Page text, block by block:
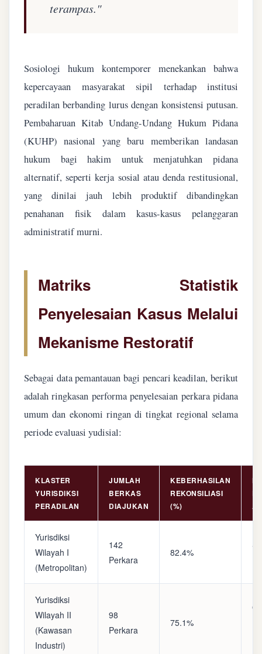
terampas."
Sosiologi hukum kontemporer menekankan bahwa
kepercayaan masyarakat sipil terhadap institusi
peradilan berbanding lurus dengan konsistensi putusan.
Pembaharuan Kitab Undang-Undang Hukum Pidana
(KUHP) nasional yang baru memberikan landasan
hukum bagi hakim untuk menjatuhkan pidana
alternatif, seperti kerja sosial atau denda restitusional,
yang dinilai jauh lebih produktif dibandingkan
penahanan fisik dalam kasus-kasus pelanggaran
administratif murni.
Matriks Statistik
Penyelesaian Kasus Melalui
Mekanisme Restoratif
Sebagai data pemantauan bagi pencari keadilan, berikut
adalah ringkasan performa penyelesaian perkara pidana
umum dan ekonomi ringan di tingkat regional selama
periode evaluasi yudisial:
KLASTER
YURISDIKSI
PERADILAN
JUMLAH
BERKAS
DIAJUKAN
KEBERHASILAN
REKONSILIASI
(%)
Yurisdiksi
Wilayah I
(Metropolitan)
142
Perkara
82.4%
Yurisdiksi
Wilayah II
(Kawasan
Industri)
98
Perkara
75.1%